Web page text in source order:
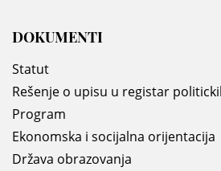
DOKUMENTI
Statut
Rešenje o upisu u registar
Program
Ekonomska i socijalna orijentacija
Država obrazovanja